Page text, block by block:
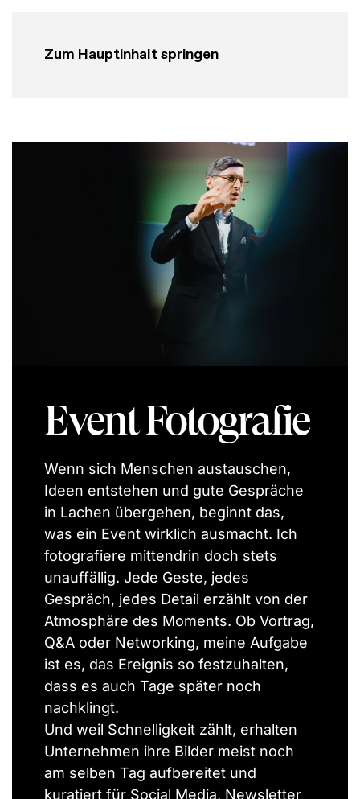
Zum Hauptinhalt springen
Event Fotografie
Wenn sich Menschen austauschen,
Ideen entstehen und gute Gespräche
in Lachen übergehen, beginnt das,
was ein Event wirklich ausmacht. Ich
fotografiere mittendrin doch stets
unauffällig. Jede Geste, jedes
Gespräch, jedes Detail erzählt von der
Atmosphäre des Moments. Ob Vortrag,
Q&A oder Networking, meine Aufgabe
ist es, das Ereignis so festzuhalten,
dass es auch Tage später noch
nachklingt.
Und weil Schnelligkeit zählt, erhalten
Unternehmen ihre Bilder meist noch
am selben Tag aufbereitet und
kuratiert für Social Media, Newsletter